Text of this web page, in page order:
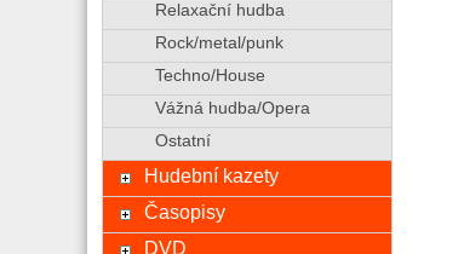
Relaxační hudba
Rock/metal/punk
Techno/House
Vážná hudba/Opera
Ostatní
Hudební kazety
Časopisy
DVD